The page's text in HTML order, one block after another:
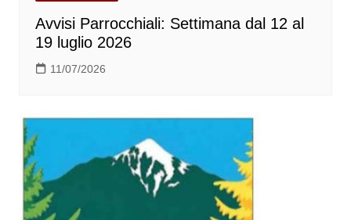
Avvisi Parrocchiali: Settimana dal 12 al
19 luglio 2026
11/07/2026